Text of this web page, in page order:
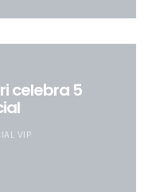
celebra 5
VIP